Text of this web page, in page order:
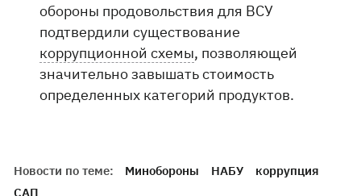
обороны продовольствия для ВСУ
подтвердили существование
коррупционной схемы, позволяющей
значительно завышать стоимость
определенных категорий продуктов.
Новости по теме: Минобороны НАБУ
коррупция
САП